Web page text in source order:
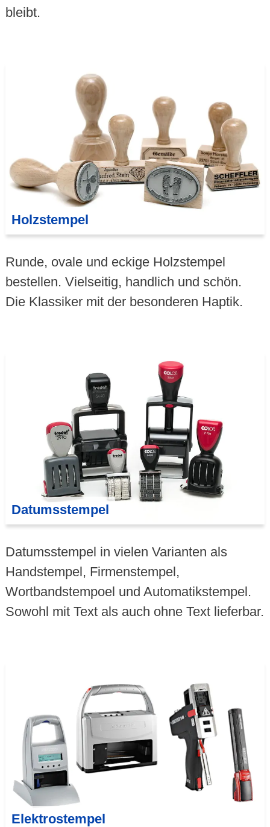
bleibt.
Holzstempel
Runde, ovale und eckige Holzstempel
bestellen. Vielseitig, handlich und schön.
Die Klassiker mit der besonderen Haptik.
Datumsstempel
Datumsstempel in vielen Varianten als
Handstempel, Firmenstempel,
Wortbandstempoel und Automatikstempel.
Sowohl mit Text als auch ohne Text lieferbar.
Elektrostempel